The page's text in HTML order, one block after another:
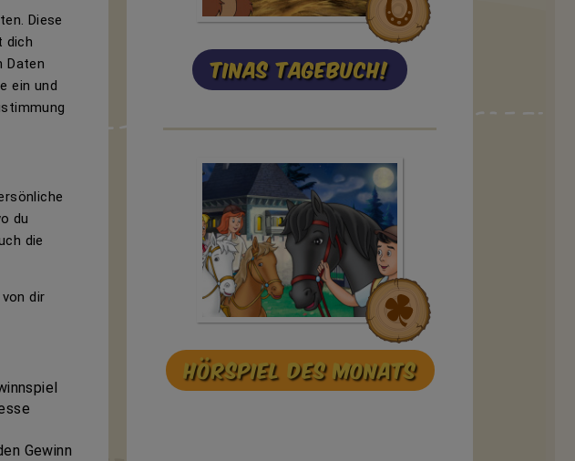
Diese
dich
Daten
ein und
du
die
von dir
Gewinn
Tinas Tagebuch!
Hörspiel des Monats